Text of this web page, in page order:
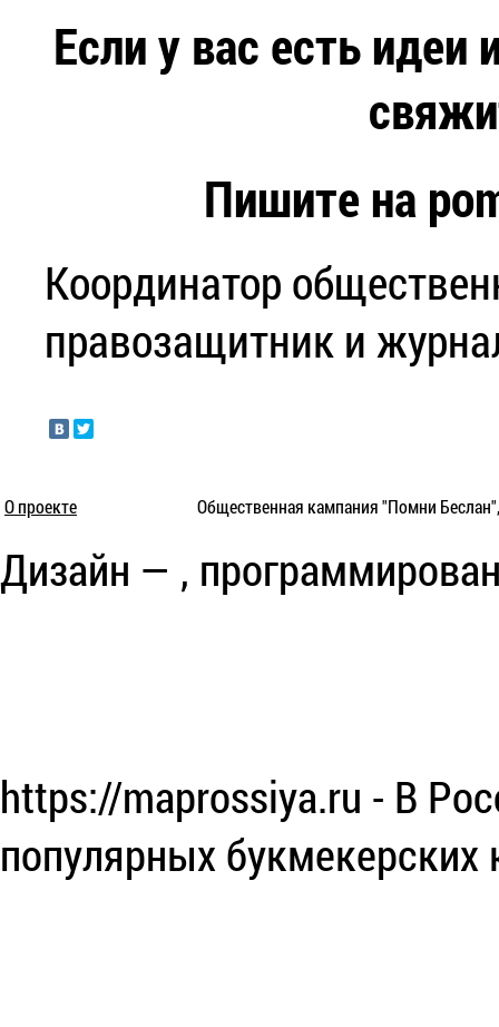
Если у вас есть
Пишите на
Координатор
правозащитник и
О проекте Общественная кампания "Помни
Дизайн — ,
https://maprossiya.ru - В
популярных букмекерских